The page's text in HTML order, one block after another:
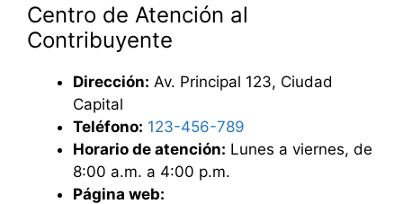
Centro de Atención al
Contribuyente
Dirección: Av. Principal 123, Ciudad
Capital
Teléfono: 123-456-789
Horario de atención: Lunes a viernes, de
8:00 a.m. a 4:00 p.m.
Página web: